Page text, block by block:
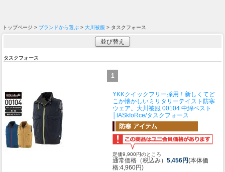
トップページ > ブランドから選ぶ > 大川被服 > タスクフォース
並び替え
タスクフォース
1
YKKクイックフリー採用！新しくてど
こか懐かしいミリタリーテイスト防寒
ウェア。 大川被服 00104 中綿ベスト
│tASkfoRce/タスクフォース
定価9,900円のところ
通常価格（税込み） 5,456円(本体価
格:4,960円)